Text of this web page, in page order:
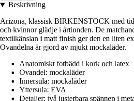
Beskrivning
Arizona, klassisk BIRKENSTOCK med
och kvinnor glädje i årtionden. De
textilkänslan i matt finish ger den en liten
Ovandelna är gjord av mjukt mockaläder.
Anatomiskt fotbädd i kork och latex
Ovandel: mockaläder
Innersula: mockaläder
Yttersula: EVA
Detaljer: två justerbara spännen i